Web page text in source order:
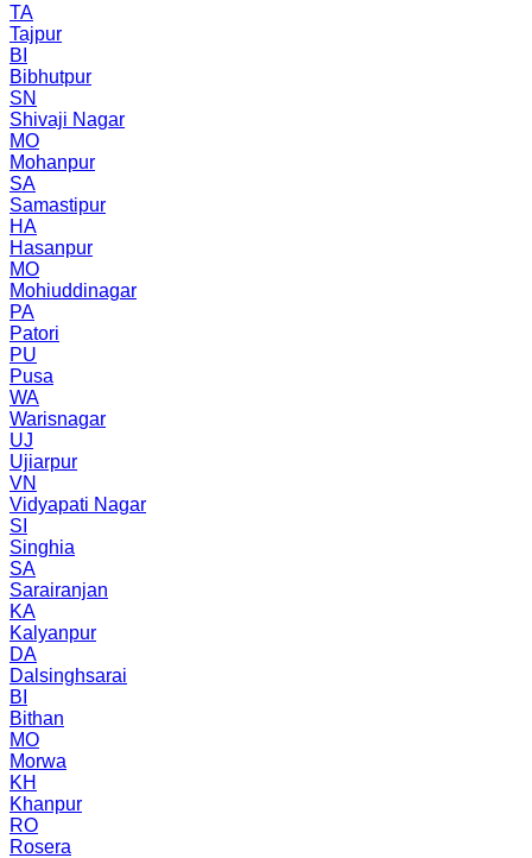
TA
Tajpur
BI
Bibhutpur
SN
Shivaji Nagar
MO
Mohanpur
SA
Samastipur
HA
Hasanpur
MO
Mohiuddinagar
PA
Patori
PU
Pusa
WA
Warisnagar
UJ
Ujiarpur
VN
Vidyapati Nagar
SI
Singhia
SA
Sarairanjan
KA
Kalyanpur
DA
Dalsinghsarai
BI
Bithan
MO
Morwa
KH
Khanpur
RO
Rosera